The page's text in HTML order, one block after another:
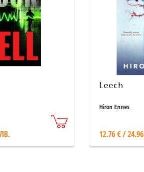
Leech
Hiron Ennes
12.76 € /